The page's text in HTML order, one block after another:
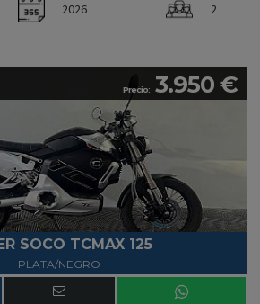
2026 2
Precio: 3.950 €
SOCO TCMAX 125
PLATA/NEGRO